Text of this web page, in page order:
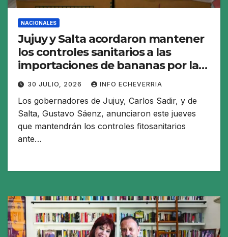
NACIONALES
Jujuy y Salta acordaron mantener
los controles sanitarios a las
importaciones de bananas por la
desregulación «inconsulta» del
sector
30 JULIO, 2026 INFO ECHEVERRIA
Los gobernadores de Jujuy, Carlos Sadir, y de
Salta, Gustavo Sáenz, anunciaron este jueves
que mantendrán los controles fitosanitarios
ante…